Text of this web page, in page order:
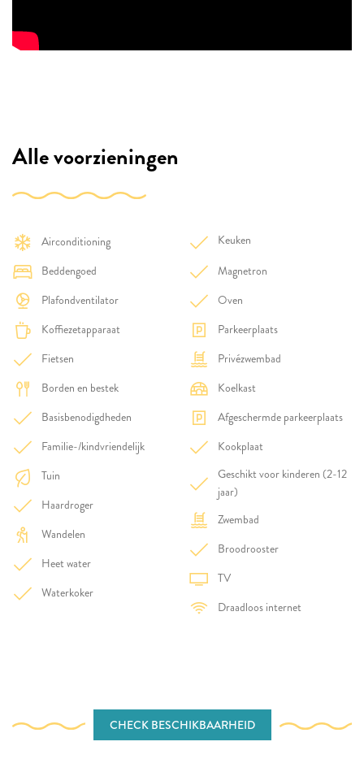
Alle voorzieningen
Airconditioning
Beddengoed
Plafondventilator
Koffiezetapparaat
Fietsen
Borden en bestek
Basisbenodigdheden
Familie-/kindvriendelijk
Tuin
Haardroger
Wandelen
Heet water
Waterkoker
Keuken
Magnetron
Oven
Parkeerplaats
Privézwembad
Koelkast
Afgeschermde parkeerplaats
Kookplaat
Geschikt voor kinderen (2-12
jaar)
Zwembad
Broodrooster
TV
Draadloos internet
CHECK BESCHIKBAARHEID